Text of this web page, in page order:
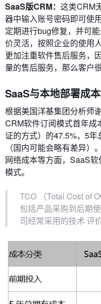
SaaS版CRM： 这类CRM
器中输入账号密码即可使用
定期进行bug修复，并可
价灵活，按照企业的使用
更加注重软件售后服务，
量的售后服务，那么客户
SaaS与本地部署成本
根据美国洋基集团分析师
CRM软件订阅模式首年成
证的方式）的47.5%，5
（国内可能会略有差异）
网络成本等方面，SaaS
模式。
TCO （Total Cost of
包括产品采购到后期
司经常采用的技术 评